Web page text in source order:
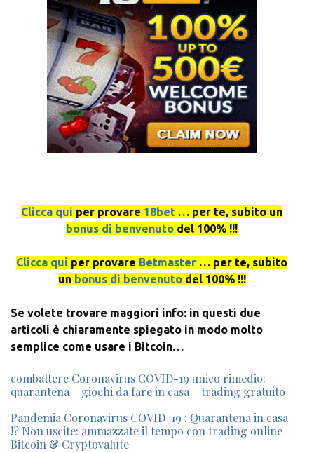
Clicca qui per provare 18bet … per te, subito un
bonus di benvenuto del 100% !!!
Clicca qui per provare Betmaster … per te, subito
un bonus di benvenutodel 100% !!!
Se volete trovare maggiori info: in questi due
articoli è chiaramente spiegato in modo molto
semplice come usare i Bitcoin…
combattere Coronavirus COVID-19 unico rimedio:
quarantena – giochi da fare in casa – trading gratuito
Pandemia Coronavirus COVID-19 : Quarantena in casa
!? Non uscite: ammazzate il tempo con trading online
Bitcoin & Cryptovalute